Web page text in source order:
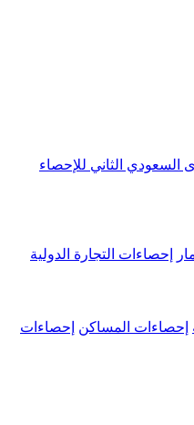
السعودي الثاني للإحصاء
إحصاءات التجارة الدولية
إحصاءات المساكن إحصاءات